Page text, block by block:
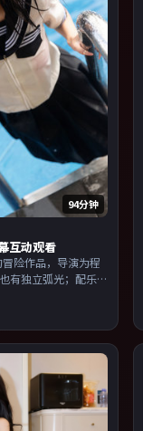
94分钟
互动观看
险作品，导演为程
有独立弧光；配乐
技派为主，适合喜
加入片单。